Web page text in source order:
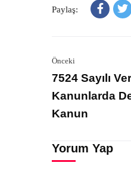
Paylaş:
Önceki
7524 Sayılı
Kanunlarda
Kanun
Yorum Yap